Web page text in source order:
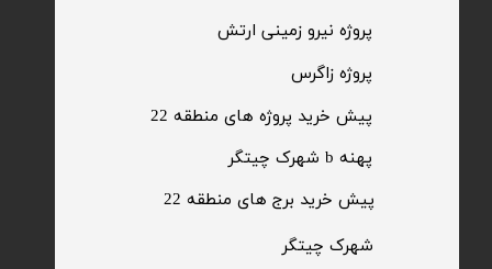
پیش خرید برج های منطقه 22
پهنه b شهرک چیتگر
پیش خرید پروژه های منطقه 22
​پروژه زاگرس
​پروژه نیرو زمینی ارتش
​شهرک چیتگر